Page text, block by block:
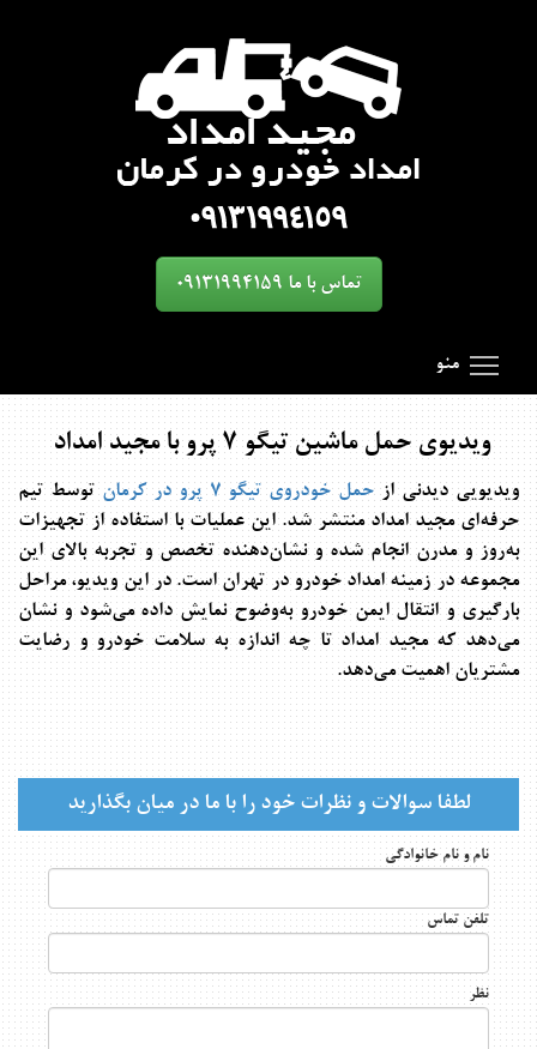
تماس با ما 09131994159
Search Results for 'toggle'
منو
ویدیوی حمل ماشین تیگو 7 پرو با مجید امداد
ویدیویی دیدنی ازحمل خودروی تیگو 7 پرو در کرمان
توسط تیم
حرفه‌ای مجید امداد منتشر شد. این عملیات با استفاده از تجهیزات
به‌روز و مدرن انجام شده و نشان‌دهنده تخصص و تجربه بالای این
مجموعه در زمینه امداد خودرو در تهران است. در این ویدیو، مراحل
بارگیری و انتقال ایمن خودرو به‌وضوح نمایش داده می‌شود و نشان
می‌دهد که مجید امداد تا چه اندازه به سلامت خودرو و رضایت
مشتریان اهمیت می‌دهد.
لطفا سوالات و نظرات خود را با ما در میان بگذارید
نام و نام خانوادگی
تلفن تماس
نظر